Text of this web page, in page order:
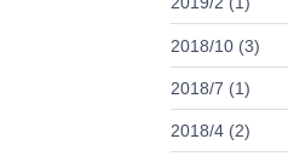
2018/10 (3)
2018/7 (1)
2018/4 (2)